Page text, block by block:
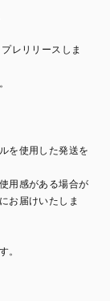
レリリースしま
を使用した発送を
用感がある場合が
お届けいたしま
。